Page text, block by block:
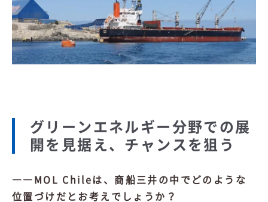
グリーンエネルギー分野での展
開を見据え、チャンスを狙う
――MOL Chileは、商船三井の中でどのような
位置づけだとお考えでしょうか？